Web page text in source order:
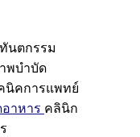
นตกรรม
พบำบัด
นิคการแพทย์
าหาร คลินิก